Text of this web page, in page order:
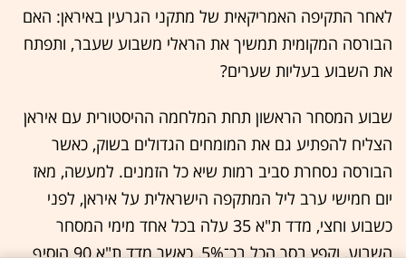
לאחר התקיפה האמריקאית של מתקני הגרעין באיראן: האם
הבורסה המקומית תמשיך את הראלי משבוע שעבר, ותפתח
את השבוע בעליות שערים?
שבוע המסחר הראשון תחת המלחמה ההיסטורית עם איראן
הצליח להפתיע גם את המומחים הגדולים בשוק, כאשר
הבורסה נסחרת סביב רמות שיא כל הזמנים. למעשה, מאז
יום חמישי ערב ליל המתקפה הישראלית על איראן, לפני
כשבוע וחצי, מדד ת"א 35 עלה בכל אחד מימי המסחר
השבוע, וקפץ בסך הכל בכ־5%, כאשר מדד ת"א 90 הוסיף